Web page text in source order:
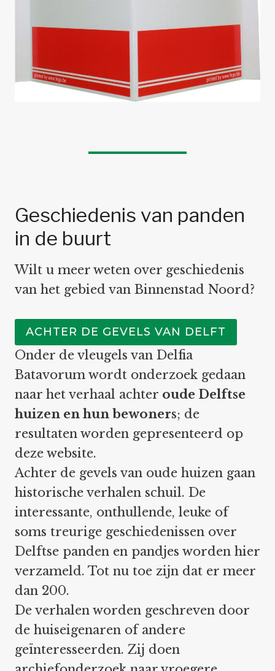
Geschiedenis van panden
in de buurt
Wilt u meer weten over geschiedenis
van het gebied van Binnenstad Noord?
ACHTER DE GEVELS VAN DELFT
Onder de vleugels van Delfia
Batavorum wordt onderzoek gedaan
naar het verhaal achter oude Delftse
huizen en hun bewoners; de
resultaten worden gepresenteerd op
deze website.
Achter de gevels van oude huizen gaan
historische verhalen schuil. De
interessante, onthullende, leuke of
soms treurige geschiedenissen over
Delftse panden en pandjes worden hier
verzameld. Tot nu toe zijn dat er meer
dan 200.
De verhalen worden geschreven door
de huiseigenaren of andere
geïnteresseerden. Zij doen